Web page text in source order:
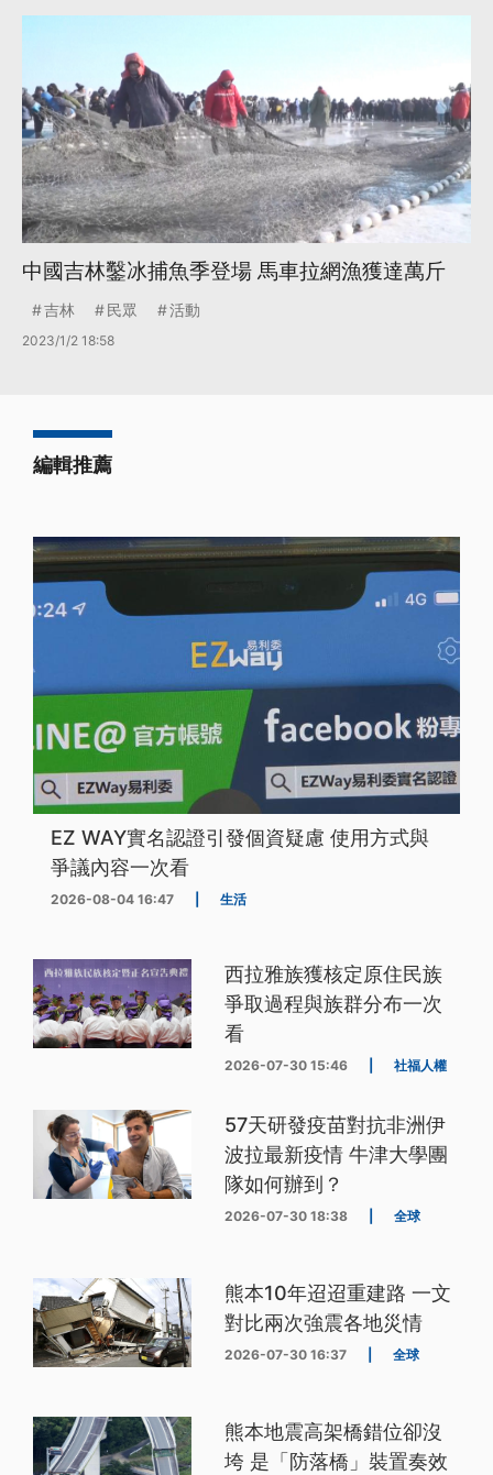
中國吉林鑿冰捕魚季登場 馬車拉網漁獲達萬斤
吉林 民眾 活動
2023/1/2 18:58
編輯推薦
EZ WAY實名認證引發個資疑慮 使用方式與
爭議內容一次看
2026-08-04 16:47 生活
西拉雅族獲核定原住民族
爭取過程與族群分布一次
看
2026-07-30 15:46 社福人權
57天研發疫苗對抗非洲伊
波拉最新疫情 牛津大學團
隊如何辦到？
2026-07-30 18:38 全球
熊本10年迢迢重建路 一文
對比兩次強震各地災情
2026-07-30 16:37 全球
熊本地震高架橋錯位卻沒
垮 是「防落橋」裝置奏效